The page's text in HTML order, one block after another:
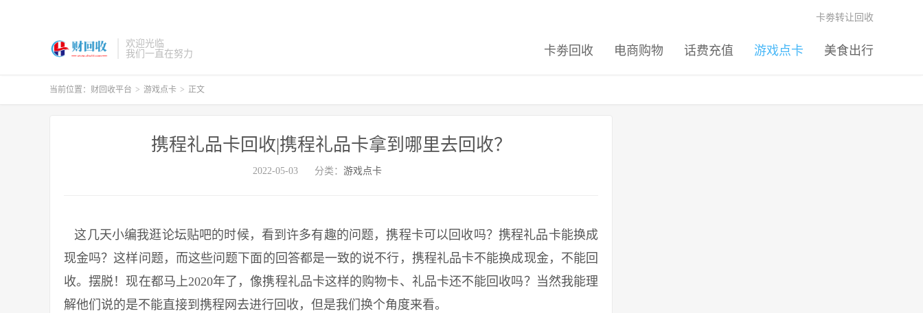
欢迎光临
我们一直在努力
卡劵回收 电商购物 话费充值 游戏点卡 美食出行
卡劵转让回收
当前位置： 财回收平台 > 游戏点卡 > 正文
携程礼品卡回收|携程礼品卡拿到哪里去回收？
2022-05-03 分类： 游戏点卡
这几天小编我逛论坛贴吧的时候，看到许多有趣的问题，携程卡可以回收吗？携程礼品卡能换成
现金吗？这样问题，而这些问题下面的回答都是一致的说不行，携程礼品卡不能换成现金，不能回
收。摆脱！现在都马上2020年了，像携程礼品卡这样的购物卡、礼品卡还不能回收吗？当然我能理
解他们说的是不能直接到携程网去进行回收，但是我们换个角度来看。